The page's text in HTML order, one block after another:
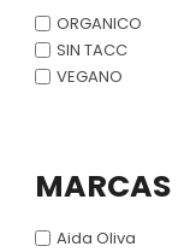
ORGANICO
SIN TACC
VEGANO
MARCAS
Aida Oliva